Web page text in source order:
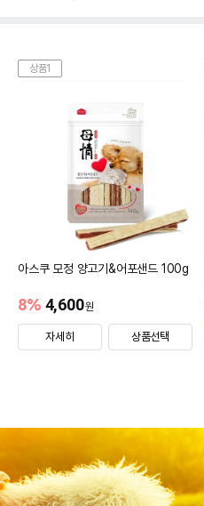
상품1
아스쿠 모정 양고기&어포샌드 100g
4,600원
8%
자세히 상품선택